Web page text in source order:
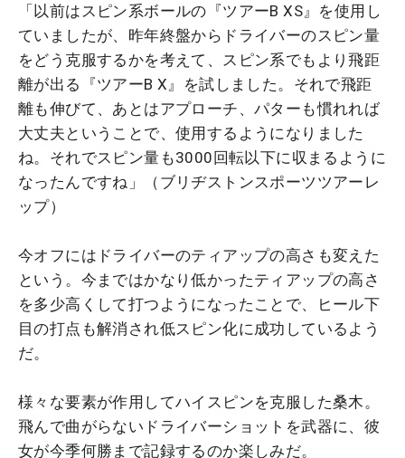
「以前はスピン系ボールの『ツアーB XS』を使用し
ていましたが、昨年終盤からドライバーのスピン量
をどう克服するかを考えて、スピン系でもより飛距
離が出る『ツアーB X』を試しました。それで飛距
離も伸びて、あとはアプローチ、パターも慣れれば
大丈夫ということで、使用するようになりました
ね。それでスピン量も3000回転以下に収まるように
なったんですね」（ブリヂストンスポーツツアーレ
ップ）
今オフにはドライバーのティアップの高さも変えた
という。今まではかなり低かったティアップの高さ
を多少高くして打つようになったことで、ヒール下
目の打点も解消され低スピン化に成功しているよう
だ。
様々な要素が作用してハイスピンを克服した桑木。
飛んで曲がらないドライバーショットを武器に、彼
女が今季何勝まで記録するのか楽しみだ。